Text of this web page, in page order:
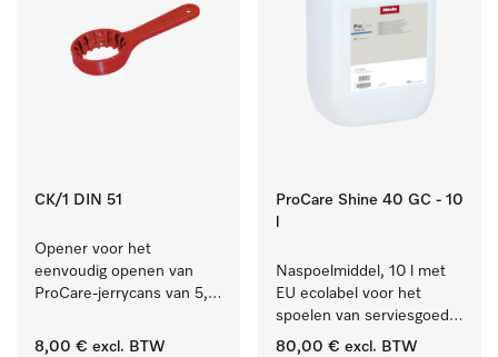
CK/1 DIN 51
Opener voor het
eenvoudig openen van
ProCare-jerrycans van 5,
8,00 € excl. BTW
ProCare Shine 40 GC - 10
Naspoelmiddel, 10 l met
EU ecolabel voor het
spoelen van serviesgoed,
bestek en glazen.
80,00 € excl. BTW